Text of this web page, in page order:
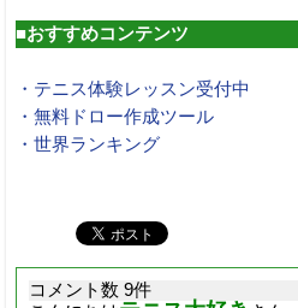
■おすすめコンテンツ
・テニス体験レッスン受付中
・無料ドロー作成ツール
・世界ランキング
コメント数 9件